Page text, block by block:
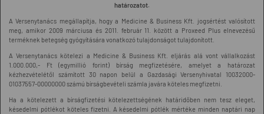
határozatot.
A Versenytanács megállapítja, hogy a Medicine & Business Kft. jogsértést valósított
meg, amikor 2009 márciusa és 2011. február 11. között a Proxeed Plus elnevezésű
terméknek betegség gyógyítására vonatkozó tulajdonságot tulajdonított.
A Versenytanács kötelezi a Medicine & Business Kft. eljárás alá vont vállalkozást
1.000.000,- Ft (egymillió forint) bírság megfizetésére, amelyet a határozat
kézhezvételétől számított 30 napon belül a Gazdasági Versenyhivatal 10032000-
01037557-00000000 számú bírságbevételi számla javára köteles megfizetni.
Ha a kötelezett a bírságfizetési kötelezettségének határidőben nem tesz eleget,
késedelmi pótlékot köteles fizetni. A késedelmi pótlék mértéke minden naptári nap